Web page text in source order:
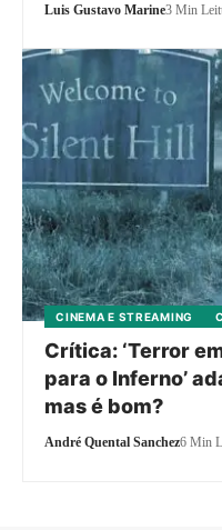
Luis Gustavo Marine3 Min
CINEMA E STREAMING
Crítica: ‘Terror
para o Inferno’
mas é bom?
André Quental Sanchez6 Min